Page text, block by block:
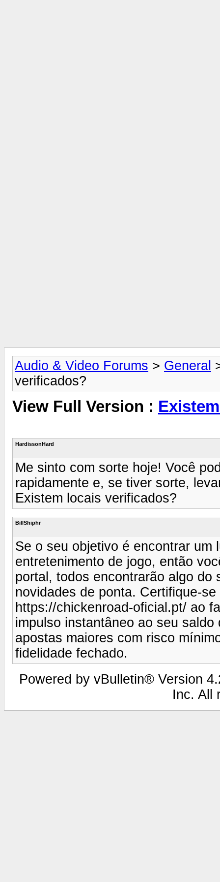
Audio & Video Forums > General
verificados?
View Full Version :
HardissonHard
Me sinto com sorte hoje! Você
rapidamente e, se tiver sorte,
Existem locais verificados?
BillShiphr
Se o seu objetivo é encontrar um
entretenimento de jogo, então
portal, todos encontrarão algo
novidades de ponta. Certifique-
https://chickenroad-oficial.pt/ ao
impulso instantâneo ao seu
apostas maiores com risco
fidelidade fechado.
Powered by vBulletin® Version
Inc. All